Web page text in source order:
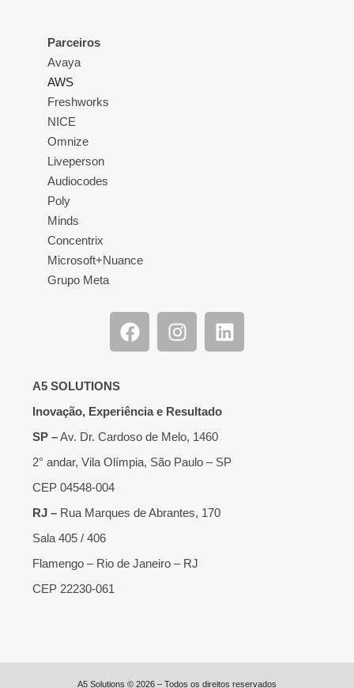
Parceiros
Avaya
AWS
Freshworks
NICE
Omnize
Liveperson
Audiocodes
Poly
Minds
Concentrix
Microsoft+Nuance
Grupo Meta
A5 SOLUTIONS
Inovação, Experiência e Resultado
SP –Av. Dr. Cardoso de Melo, 1460
2° andar, Vila Olímpia, São Paulo – SP
CEP 04548-004
RJ – Rua Marques de Abrantes, 170
Sala 405 / 406
Flamengo – Rio de Janeiro – RJ
CEP 22230-061
A5 Solutions © 2026 – Todos os direitos reservados